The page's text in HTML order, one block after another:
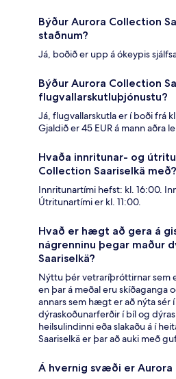
Býður Aurora Collection
staðnum?
Já, boðið er upp á ókeypis
Býður Aurora Collection
flugvallarskutluþjónustu?
Já, flugvallarskutla er í boði frá
Gjaldið er 45 EUR á mann aðra
Hvaða innritunar- og
Collection Saariselkä með?
Innritunartími hefst: kl. 16:00.
Útritunartími er kl. 11:00.
Hvað er hægt að gera á
nágrenninu þegar maður
Saariselkä?
Nýttu þér vetraríþróttirnar sem
en þar á meðal eru skíðaganga
annars sem hægt er að nýta sér
dýraskoðunarferðir í bíl og
heilsulindinni eða slakaðu á í
Saariselkä er þar að auki með
Á hvernig svæði er Aurora